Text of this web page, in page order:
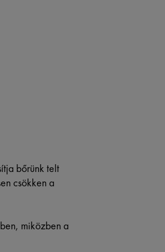
bőrünk telt
csökken a
miközben a